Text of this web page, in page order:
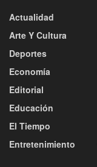
Actualidad
Arte Y Cultura
Deportes
Economía
Editorial
Educación
El Tiempo
Entretenimiento